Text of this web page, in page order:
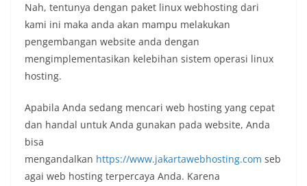
Nah, tentunya dengan paket linux webhosting dari
kami ini maka anda akan mampu melakukan
pengembangan website anda dengan
mengimplementasikan kelebihan sistem operasi linux
hosting.
Apabila Anda sedang mencari web hosting yang cepat
dan handal untuk Anda gunakan pada website, Anda
bisa
mengandalkan https://www.jakartawebhosting.com seb
agai web hosting terpercaya Anda. Karena